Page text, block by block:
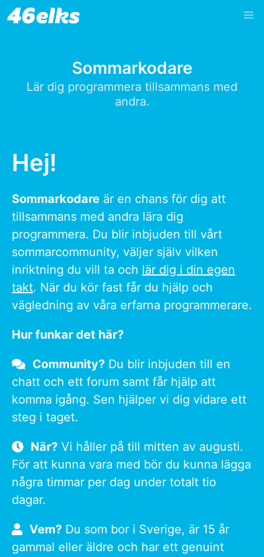
Sommarkodare
Lär dig programmera tillsammans med
andra.
Hej!
Sommarkodare är en chans för dig att
tillsammans med andra lära dig
programmera. Du blir inbjuden till vårt
sommarcommunity, väljer själv vilken
inriktning du vill ta och lär dig i din egen
takt. När du kör fast får du hjälp och
vägledning av våra erfarna programmerare.
Hur funkar det här?
Community?Du blir inbjuden till en
chatt och ett forum samt får hjälp att
komma igång. Sen hjälper vi dig vidare ett
steg i taget.
När? Vi håller på till mitten av augusti.
För att kunna vara med bör du kunna lägga
några timmar per dag under totalt tio
dagar.
Vem?Du som bor i Sverige, är 15 år
gammal eller äldre och har ett genuint